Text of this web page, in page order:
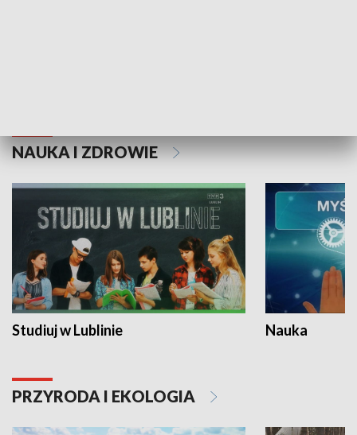
NAUKA I ZDROWIE
Studiuj w Lublinie Nauka
PRZYRODA I EKOLOGIA